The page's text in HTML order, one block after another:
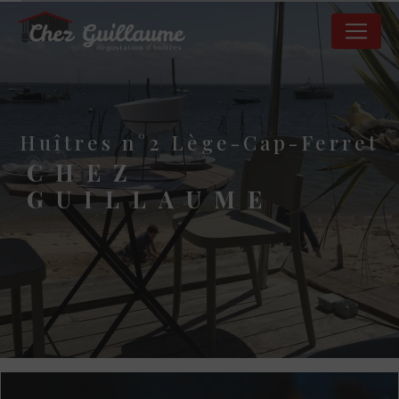
huîtres n°2 Lège-Cap-Ferret
CHEZ
GUILLAUME
Panneau de gestion des cookies